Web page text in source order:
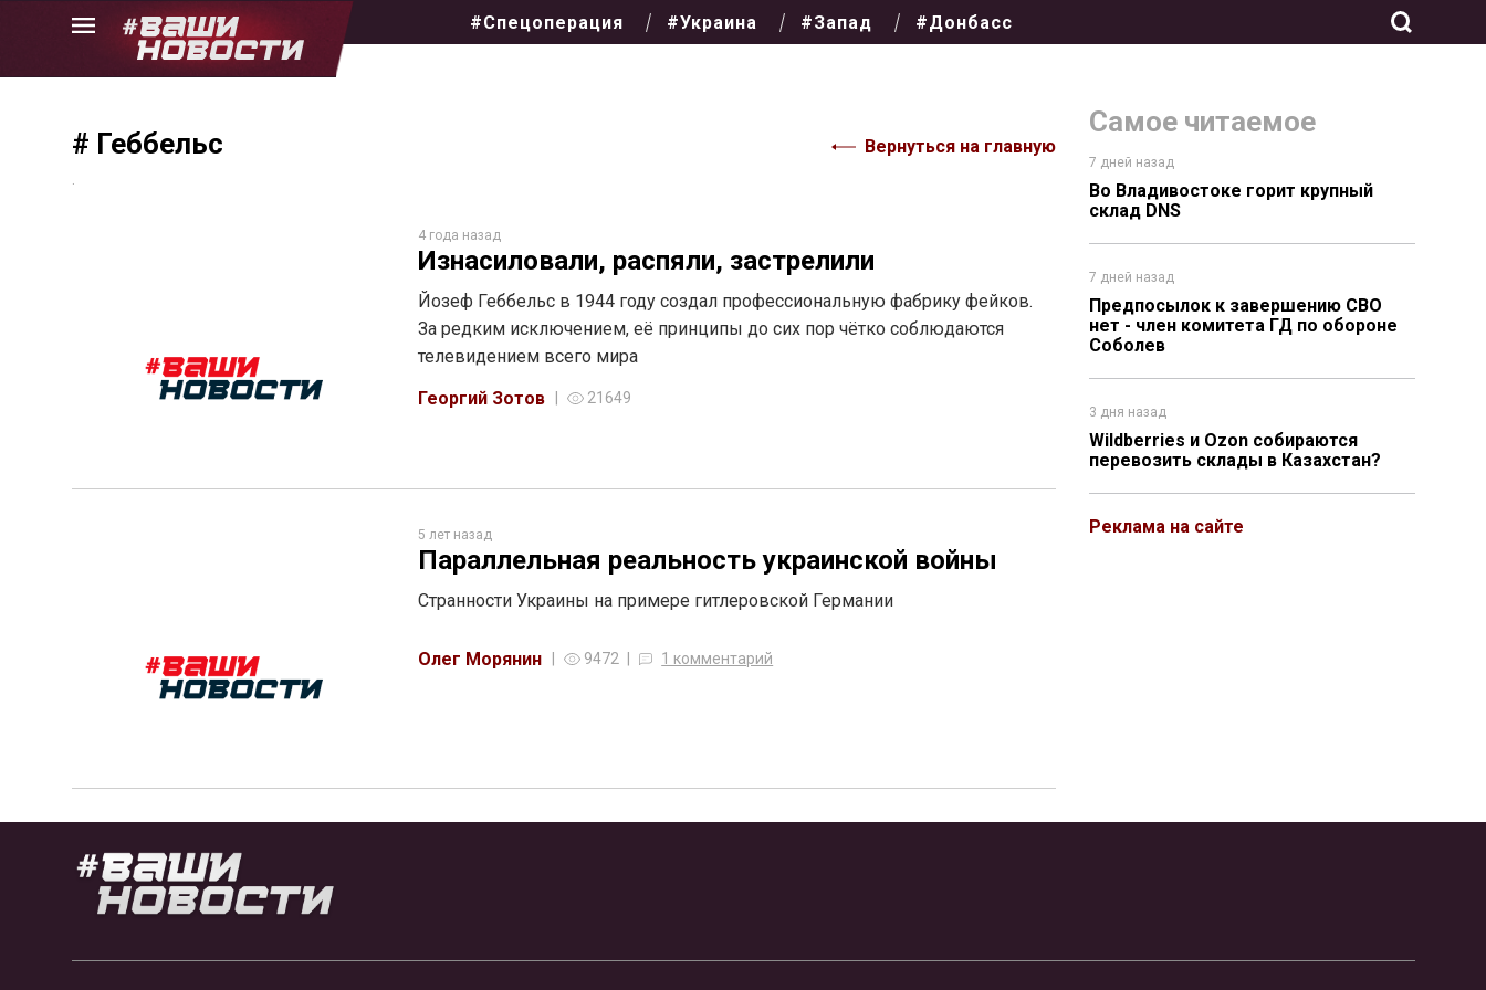
Skip
#Спецоперация #Украина #Запад #Донбасс
# Геббельс Вернуться на главную
4 года назад
Изнасиловали, распяли, застрелили
Йозеф Геббельс в 1944 году создал профессиональную фабрику фейков.
За редким исключением, её принципы до сих пор чётко соблюдаются
телевидением всего мира
Георгий Зотов
21649
5 лет назад
Параллельная реальность украинской войны
Странности Украины на примере гитлеровской Германии
Олег Морянин 9472 1 комментарий
Самое читаемое
7 дней назад
Во Владивостоке горит крупный
склад DNS
7 дней назад
Предпосылок к завершению СВО
нет - член комитета ГД по обороне
Соболев
3 дня назад
Wildberries и Ozon собираются
перевозить склады в Казахстан?
Реклама на сайте